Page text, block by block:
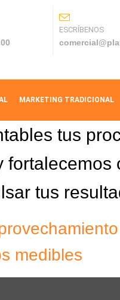
ESCRÍBENOS
MARKETING TRADICIONAL
tus
tus
medibles